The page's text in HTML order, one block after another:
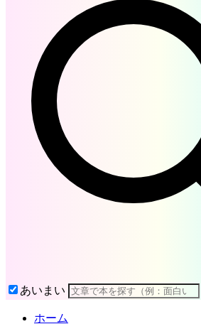
あいまい
ホーム